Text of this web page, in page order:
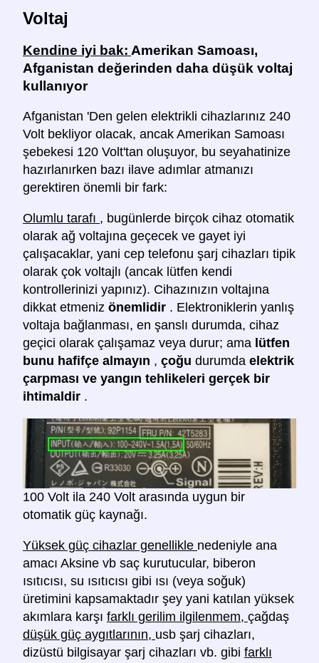
Voltaj
Kendine iyi bak: Amerikan Samoası,
Afganistan değerinden daha düşük voltaj
kullanıyor
Afganistan 'Den gelen elektrikli cihazlarınız 240
Volt bekliyor olacak, ancak Amerikan Samoası
şebekesi 120 Volt'tan oluşuyor, bu seyahatinize
hazırlanırken bazı ilave adımlar atmanızı
gerektiren önemli bir fark:
Olumlu tarafı , bugünlerde birçok cihaz otomatik
olarak ağ voltajına geçecek ve gayet iyi
çalışacaklar, yani cep telefonu şarj cihazları tipik
olarak çok voltajlı (ancak lütfen kendi
kontrollerinizi yapınız). Cihazınızın voltajına
dikkat etmeniz önemlidir . Elektroniklerin yanlış
voltaja bağlanması, en şanslı durumda, cihaz
geçici olarak çalışamaz veya durur; ama lütfen
bunu hafifçe almayın , çoğu durumda elektrik
çarpması ve yangın tehlikeleri gerçek bir
ihtimaldir .
100 Volt ila 240 Volt arasında uygun bir
otomatik güç kaynağı.
Yüksek güç cihazlar genellikle nedeniyle ana
amacı Aksine vb saç kurutucular, biberon
ısıtıcısı, su ısıtıcısı gibi ısı (veya soğuk)
üretimini kapsamaktadır şey yani katılan yüksek
akımlara karşı farklı gerilim ilgilenmem, çağdaş
düşük güç aygıtlarının, usb şarj cihazları,
dizüstü bilgisayar şarj cihazları vb. gibi farklı